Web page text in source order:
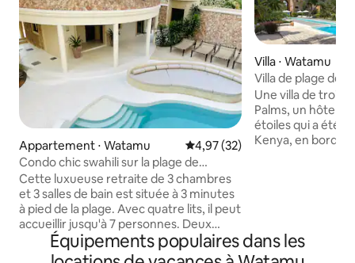
Appartement ⋅ Watamu Évaluation moyenne sur la
4,97 (32)
Condo chic swahili sur la plage de
Watamu
Cette luxueuse retraite de 3 chambres
et 3 salles de bain est située à 3 minutes
à pied de la plage. Avec quatre lits, il peut
accueillir jusqu'à 7 personnes. Deux
suites avec lit King Size disposent d'une
salle de bain attenante, tandis que la
Villa ⋅ Watamu
Villa de plage de
Medina Palms à
Une villa de trois
Palms, un hôtel
étoiles qui a été
Kenya, en bord
nautiques, un
Avec la réception
Équipements populaires dans les